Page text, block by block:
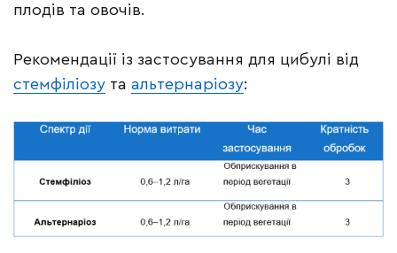
плодів та овочів.
Рекомендації із застосування для цибулі від
стемфіліозу та альтернаріозу: